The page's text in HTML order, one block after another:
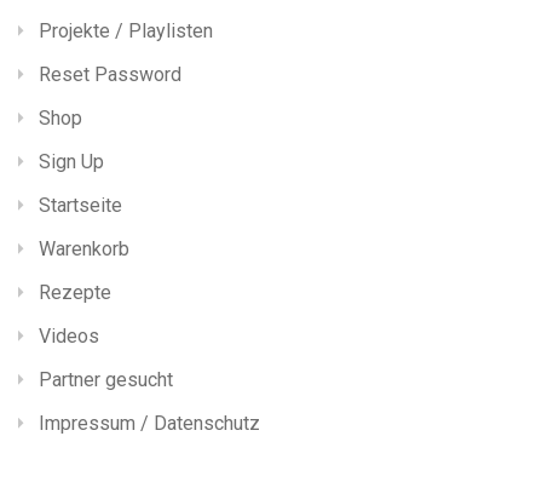
Projekte / Playlisten
Reset Password
Shop
Sign Up
Startseite
Warenkorb
Rezepte
Videos
Partner gesucht
Impressum / Datenschutz